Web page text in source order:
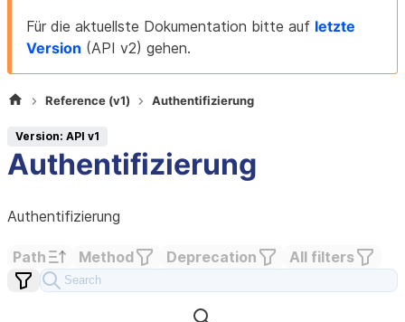
Für die aktuellste Dokumentation bitte auf letzte
Version (API v2) gehen.
Reference (v1) Authentifizierung
Version: API v1
Authentifizierung
Authentifizierung
Path Method Deprecation All filters